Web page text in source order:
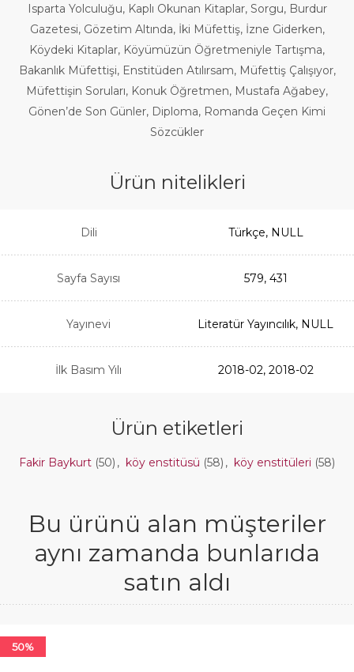
Isparta Yolculuğu, Kaplı Okunan Kitaplar, Sorgu, Burdur
Gazetesi, Gözetim Altında, İki Müfettiş, İzne Giderken,
Köydeki Kitaplar, Köyümüzün Öğretmeniyle Tartışma,
Bakanlık Müfettişi, Enstitüden Atılırsam, Müfettiş Çalışıyor,
Müfettişin Soruları, Konuk Öğretmen, Mustafa Ağabey,
Gönen’de Son Günler, Diploma, Romanda Geçen Kimi
Sözcükler
Ürün nitelikleri
Dili Türkçe, NULL
Sayfa Sayısı 579, 431
Yayınevi Literatür Yayıncılık, NULL
İlk Basım Yılı 2018-02, 2018-02
Ürün etiketleri
Fakir Baykurt (50) , köy enstitüsü (58) , köy enstitüleri (58)
Bu ürünü alan müşteriler
aynı zamanda bunlarıda
satın aldı
50%